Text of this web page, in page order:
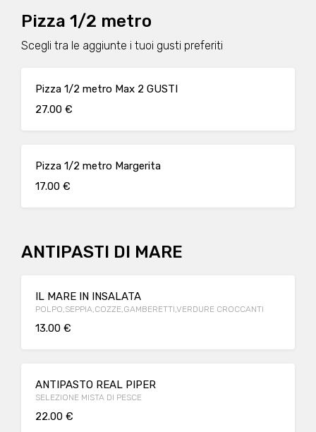
Pizza 1/2 metro
Scegli tra le aggiunte i tuoi gusti preferiti
Pizza 1/2 metro Max 2 GUSTI
27.00 €
Pizza 1/2 metro Margerita
17.00 €
ANTIPASTI DI MARE
IL MARE IN INSALATA
POLPO,SEPPIA,COZZE,GAMBERETTI,VERDURE CROCCANTI
13.00 €
ANTIPASTO REAL PIPER
SELEZIONE MISTA DI PESCE
22.00 €